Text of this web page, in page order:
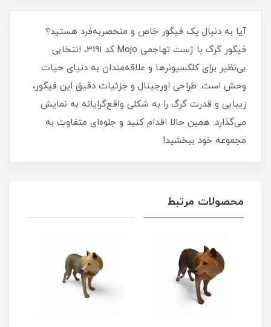
آیا به دنبال یک فیگور خاص و منحصربه‌فرد هستید؟
فیگور گرگ با ژست تهاجمی Mojo کد 3191، انتخابی
بی‌نظیر برای کلکسیونرها و علاقه‌مندان به دنیای حیات
وحش است. طراحی اورجینال و جزئیات دقیق این فیگور،
زیبایی و قدرت گرگ را به شکلی واقع‌گرایانه به نمایش
می‌گذارد. همین حالا اقدام کنید و جلوه‌ای متفاوت به
مجموعه خود ببخشید!
محصولات مرتبط